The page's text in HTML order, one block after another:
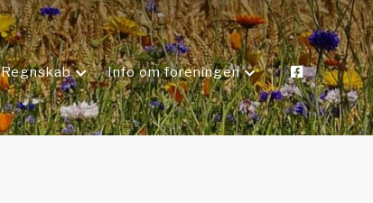
Regnskab Info om foreningen